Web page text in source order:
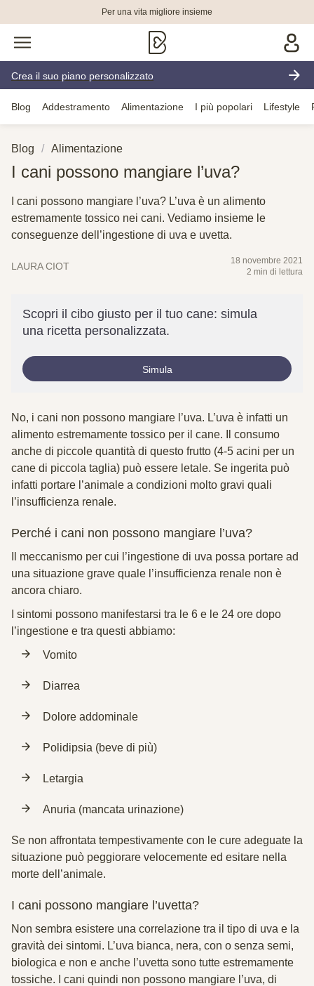
Per una vita migliore insieme
Crea il suo piano personalizzato
Blog Addestramento Alimentazione I più popolari Lifestyle
Blog Alimentazione
I cani possono mangiare l’uva?
I cani possono mangiare l’uva? L’uva è un alimento
estremamente tossico nei cani. Vediamo insieme le
conseguenze dell’ingestione di uva e uvetta.
LAURA CIOT
18 novembre 2021
2 min di lettura
Scopri il cibo giusto per il tuo cane: simula
una ricetta personalizzata.
Simula
No, i cani non possono mangiare l’uva. L’uva è infatti un
alimento estremamente tossico per il cane. Il consumo
anche di piccole quantità di questo frutto (4-5 acini per un
cane di piccola taglia) può essere letale. Se ingerita può
infatti portare l’animale a condizioni molto gravi quali
l’insufficienza renale.
Perché i cani non possono mangiare l’uva?
Il meccanismo per cui l’ingestione di uva possa portare ad
una situazione grave quale l’insufficienza renale non è
ancora chiaro.
I sintomi possono manifestarsi tra le 6 e le 24 ore dopo
l’ingestione e tra questi abbiamo:
Vomito
Diarrea
Dolore addominale
Polidipsia (beve di più)
Letargia
Anuria (mancata urinazione)
Se non affrontata tempestivamente con le cure adeguate la
situazione può peggiorare velocemente ed esitare nella
morte dell’animale.
I cani possono mangiare l’uvetta?
Non sembra esistere una correlazione tra il tipo di uva e la
gravità dei sintomi. L’uva bianca, nera, con o senza semi,
biologica e non e anche l’uvetta sono tutte estremamente
tossiche. I cani quindi non possono mangiare l’uva, di